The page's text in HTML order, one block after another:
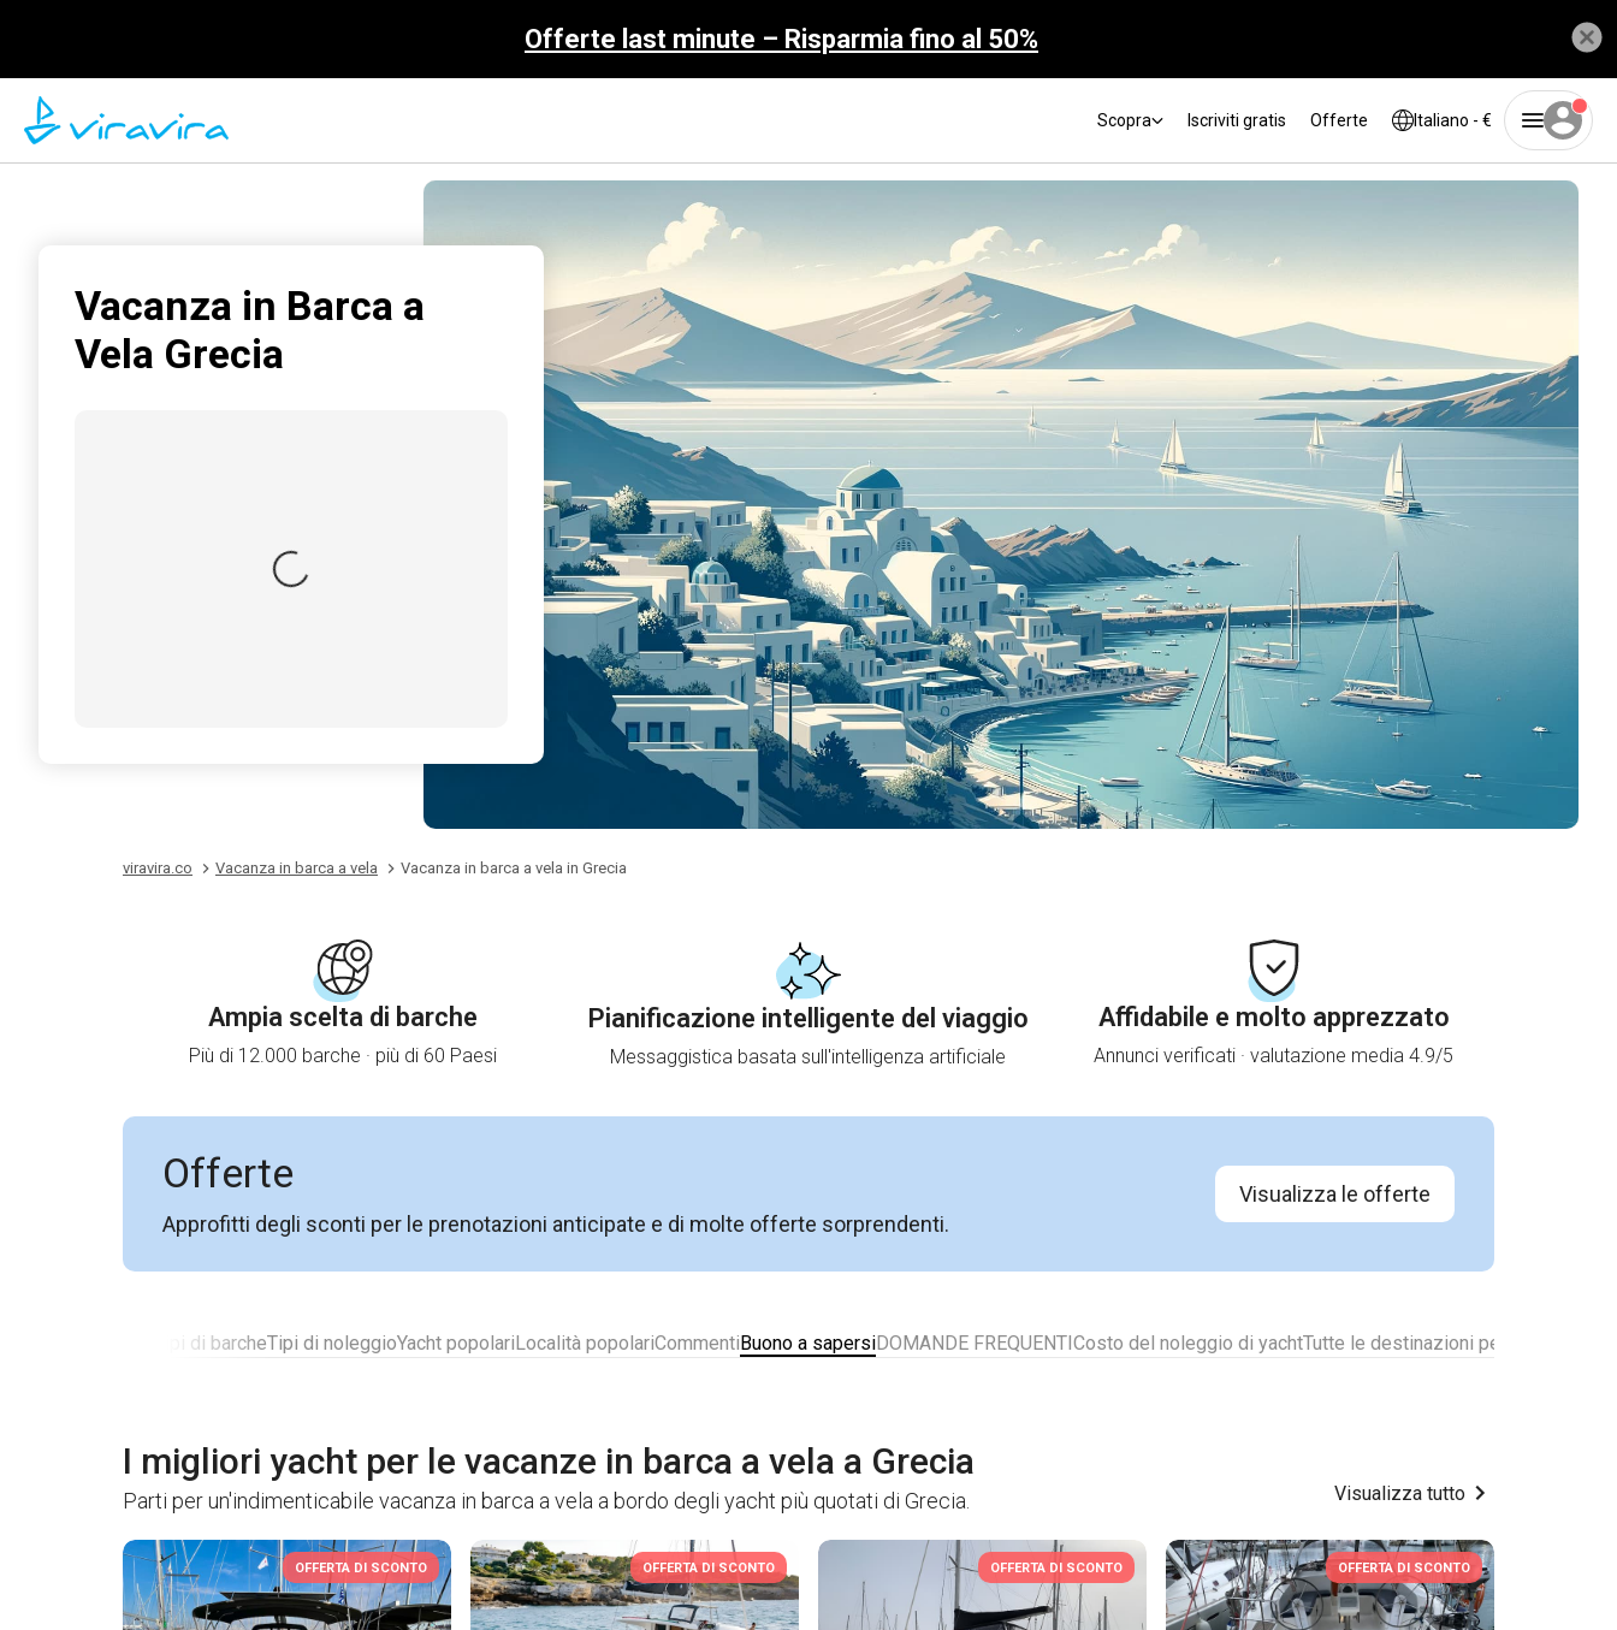
Offerte last minute – Risparmia fino al 50%
Scopra Iscriviti gratis Offerte Italiano - €
Vacanza in Barca a
Vela Grecia
viravira.co Vacanza in barca a vela Vacanza in barca a vela in Grecia
Ampia scelta di barche
Più di 12.000 barche · più di 60 Paesi
Pianificazione intelligente del viaggio
Messaggistica basata sull'intelligenza artificiale
Affidabile e molto apprezzato
Annunci verificati · valutazione media 4.9/5
Offerte
Approfitti degli sconti per le prenotazioni anticipate e di molte offerte sorprendenti.
Visualizza le offerte
Tipi di barcheTipi di noleggioYacht popolariLocalità popolariCommentiBuono a sapersiDOMANDE FREQUENTICosto del noleggio di yachtTutte le destinazioni per il noleggio
I migliori yacht per le vacanze in barca a vela a Grecia
Parti per un'indimenticabile vacanza in barca a vela a bordo degli yacht più quotati di Grecia.
OFFERTA DI SCONTO OFFERTA DI SCONTO OFFERTA DI SCONTO OFFERTA DI SCONTO
Visualizza tutto